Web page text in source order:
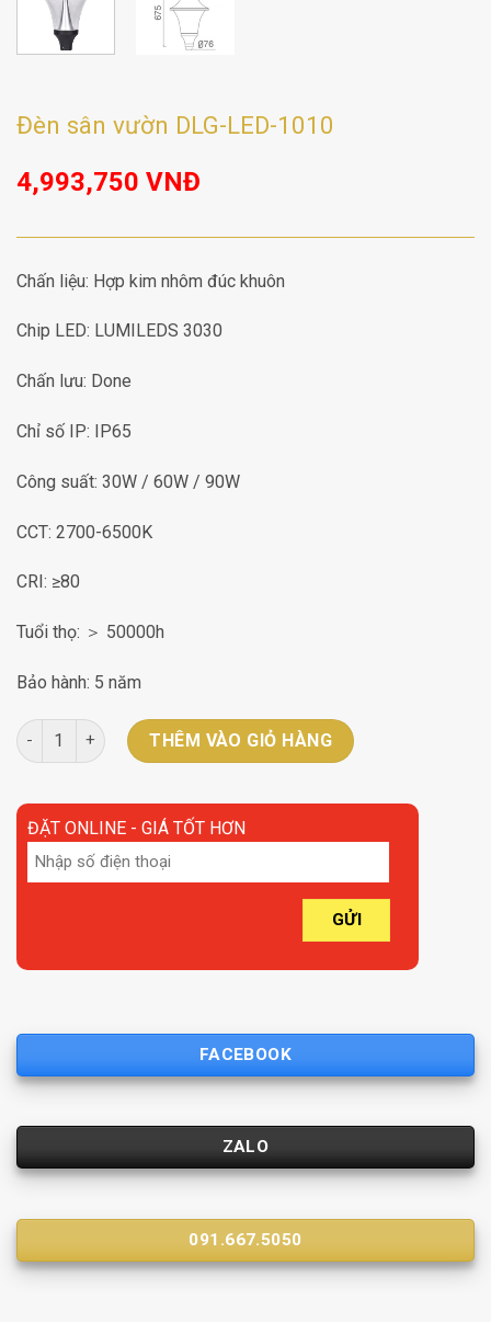
Đèn sân vườn DLG-LED-1010
4,993,750 VNĐ
Chấn liệu: Hợp kim nhôm đúc khuôn
Chip LED: LUMILEDS 3030
Chấn lưu: Done
Chỉ số IP: IP65
Công suất: 30W / 60W / 90W
CCT: 2700-6500K
CRI: ≥80
Tuổi thọ: ＞ 50000h
Bảo hành: 5 năm
Đèn sân vườn DLG-LED-1010 số lượng
THÊM VÀO GIỎ HÀNG
ĐẶT ONLINE - GIÁ TỐT HƠN
FACEBOOK
ZALO
091.667.5050